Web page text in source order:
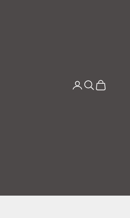
Connexion
Recherche
Panier